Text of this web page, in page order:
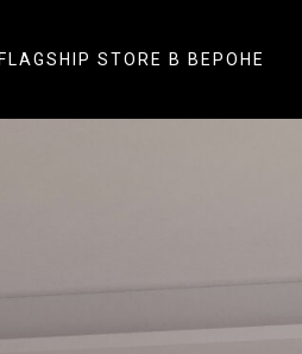
FLAGSHIP STORE В ВЕРОНЕ